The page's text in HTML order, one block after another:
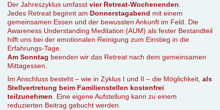
Der Jahreszyklus umfasst vier Retreat-Wochenenden
Jedes Retreat beginnt am Donnerstagabend mit einem
gemeinsamen Essen und der bewussten Ankunft im Feld. Die
Awareness Understanding Meditation (AUM) als fester Bestandteil
hilft uns bei der emotionalen Reinigung zum Einstieg in die
Erfahrungs-Tage.
Am Sonntag beenden wir das Retreat nach dem gemeinsamen
Mittagessen.
Im Anschluss besteht – wie in Zyklus I und II – die Möglichkeit, als
Stellvertretung beim Familienstellen kostenfrei
teilzunehmen . Eine eigene Aufstellung kann zu einem
reduzierten Beitrag gebucht werden.